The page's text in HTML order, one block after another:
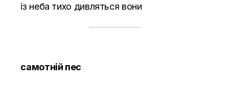
із неба тихо дивляться вони
самотній пес